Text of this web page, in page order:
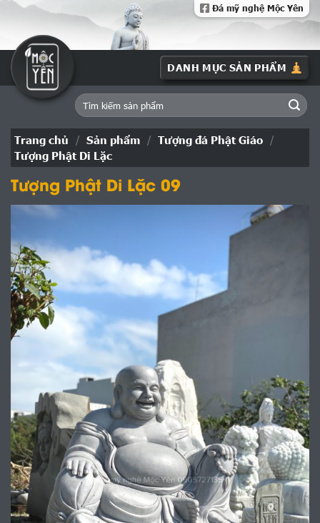
Skip
content
Đá mỹ nghệ Mộc Yên
Tìm
kiếm:
Trang chủ / Sản phẩm / Tượng đá Phật Giáo /
Tượng Phật Di Lặc
Tượng Phật Di Lặc 09